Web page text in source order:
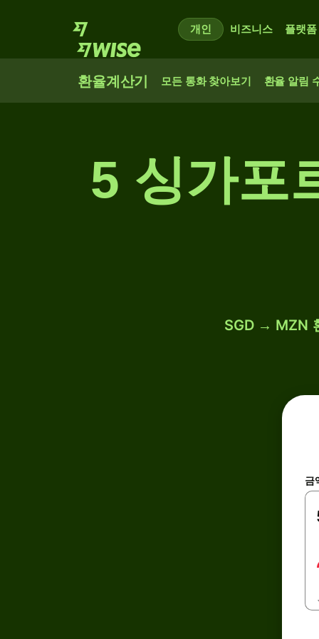
개인 비즈니스 플랫폼
환율계산기 모든 통화 찾아보기 환율 알림
5 싱가포
SGD → MZN
금